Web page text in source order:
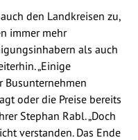
den Landkreisen zu,
immer mehr
als auch
„Einige
Busunternehmen
oder die Preise bereits
Stephan Rabl. „Doch
verstanden. Das Ende